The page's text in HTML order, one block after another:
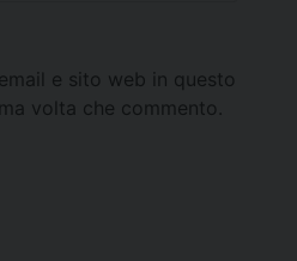
e sito web in questo
volta che commento.